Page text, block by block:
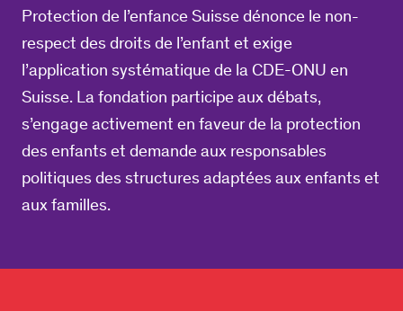
Protection de l’enfance Suisse dénonce le non-
respect des droits de l’enfant et exige
l’application systématique de la CDE-ONU en
Suisse. La fondation participe aux débats,
s’engage activement en faveur de la protection
des enfants et demande aux responsables
politiques des structures adaptées aux enfants et
aux familles.